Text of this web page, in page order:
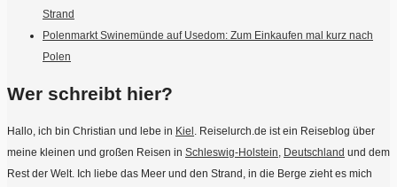
Strand
Polenmarkt Swinemünde auf Usedom: Zum Einkaufen mal kurz nach
Polen
Wer schreibt hier?
Hallo, ich bin Christian und lebe in Kiel. Reiselurch.de ist ein Reiseblog über
meine kleinen und großen Reisen in Schleswig-Holstein, Deutschland und dem
Rest der Welt. Ich liebe das Meer und den Strand, in die Berge zieht es mich